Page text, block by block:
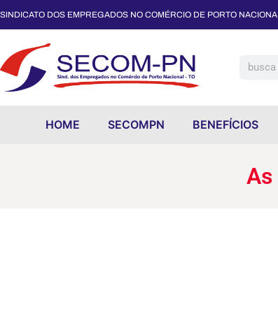
SINDICATO DOS EMPREGADOS NO COMÉRCIO DE PORTO
HOME SECOMPN BENEFÍCIOS